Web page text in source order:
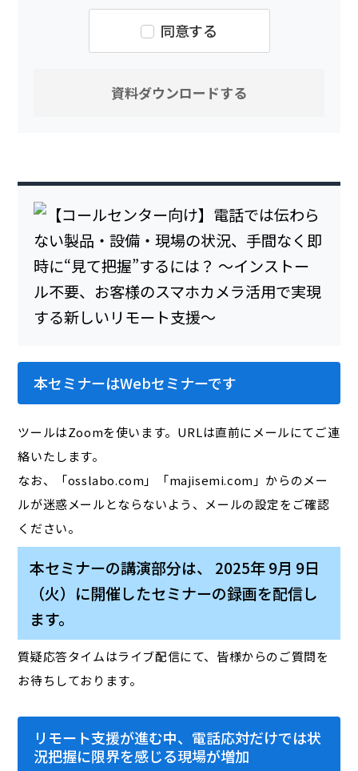
同意する
本セミナーはWebセミナーです
ツールはZoomを使います。URLは直前にメールにてご連
絡いたします。
なお、「osslabo.com」「majisemi.com」からのメー
ルが迷惑メールとならないよう、メールの設定をご確認
ください。
本セミナーの講演部分は、 2025年 9月 9日
（火）に開催したセミナーの録画を配信し
ます。
質疑応答タイムはライブ配信にて、皆様からのご質問を
お待ちしております。
リモート支援が進む中、電話応対だけでは状
況把握に限界を感じる現場が増加